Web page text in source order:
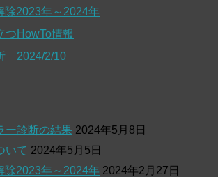
除2023年～2024年
つHowTo情報
2024/2/10
ー診断の結果 2024年5月8日
いて 2024年5月5日
除2023年～2024年 2024年2月27日